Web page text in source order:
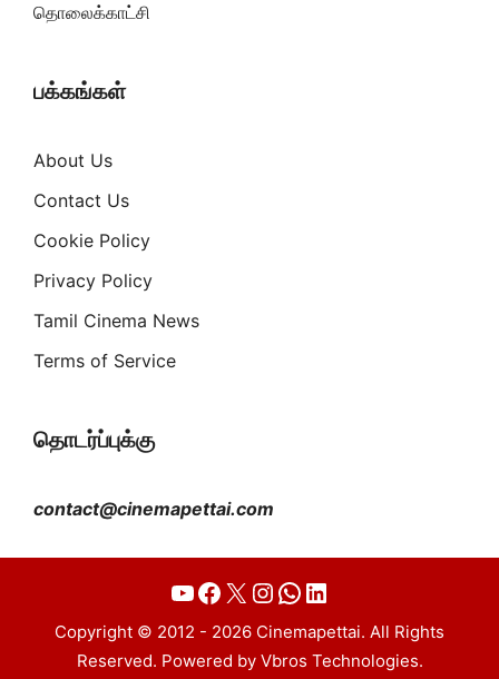
தொலைக்காட்சி
பக்கங்கள்
About Us
Contact Us
Cookie Policy
Privacy Policy
Tamil Cinema News
Terms of Service
தொடர்ப்புக்கு
contact@cinemapettai.com
YouTube
Facebook
X Instagram
WhatsApp
LinkedIn
Copyright © 2012 - 2026 Cinemapettai. All Rights
Reserved. Powered by Vbros Technologies.